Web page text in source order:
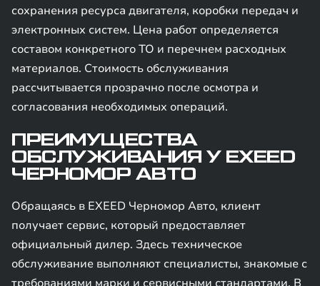
сохранения ресурса двигателя, коробки передач и
электронных систем. Цена работ определяется
составом конкретного ТО и перечнем расходных
материалов. Стоимость обслуживания
рассчитывается прозрачно после осмотра и
согласования необходимых операций.
ПРЕИМУЩЕСТВА
ОБСЛУЖИВАНИЯ У EXEED
ЧЕРНОМОР АВТО
Обращаясь в EXEED Черномор Авто, клиент
получает сервис, который предоставляет
официальный дилер. Здесь техническое
обслуживание выполняют специалисты, знакомые с